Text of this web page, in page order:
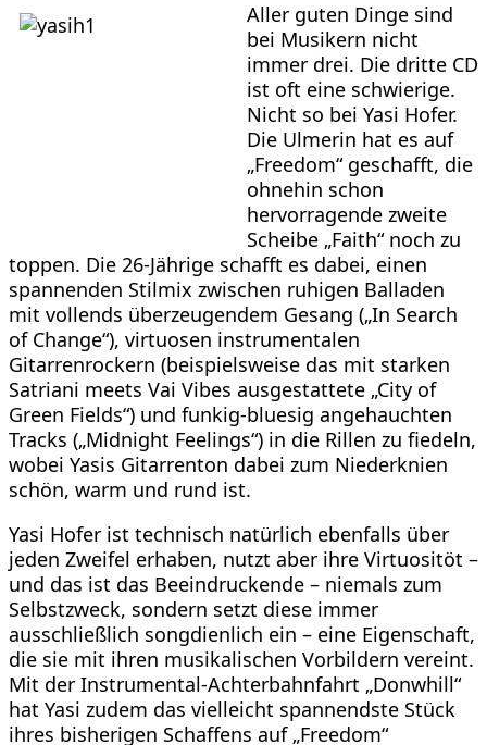
Aller guten Dinge sind
bei Musikern nicht
immer drei. Die dritte CD
ist oft eine schwierige.
Nicht so bei Yasi Hofer.
Die Ulmerin hat es auf
„Freedom“ geschafft, die
ohnehin schon
hervorragende zweite
Scheibe „Faith“ noch zu
toppen. Die 26-Jährige schafft es dabei, einen
spannenden Stilmix zwischen ruhigen Balladen
mit vollends überzeugendem Gesang („In Search
of Change“), virtuosen instrumentalen
Gitarrenrockern (beispielsweise das mit starken
Satriani meets Vai Vibes ausgestattete „City of
Green Fields“) und funkig-bluesig angehauchten
Tracks („Midnight Feelings“) in die Rillen zu fiedeln,
wobei Yasis Gitarrenton dabei zum Niederknien
schön, warm und rund ist.
Yasi Hofer ist technisch natürlich ebenfalls über
jeden Zweifel erhaben, nutzt aber ihre Virtuositöt –
und das ist das Beeindruckende – niemals zum
Selbstzweck, sondern setzt diese immer
ausschließlich songdienlich ein – eine Eigenschaft,
die sie mit ihren musikalischen Vorbildern vereint.
Mit der Instrumental-Achterbahnfahrt „Donwhill“
hat Yasi zudem das vielleicht spannendste Stück
ihres bisherigen Schaffens auf „Freedom“